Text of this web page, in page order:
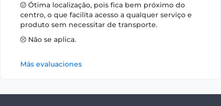
Ótima localização, pois fica bem próximo do
centro, o que facilita acesso a qualquer serviço e
produto sem necessitar de transporte.
Não se aplica.
Más evaluaciones